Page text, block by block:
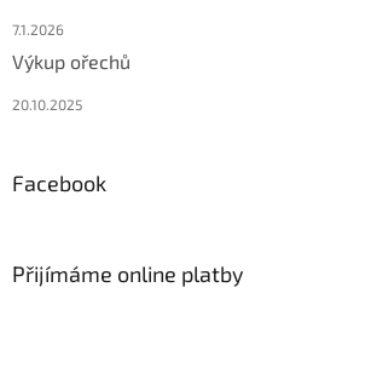
7.1.2026
Výkup ořechů
20.10.2025
Facebook
Přijímáme online platby